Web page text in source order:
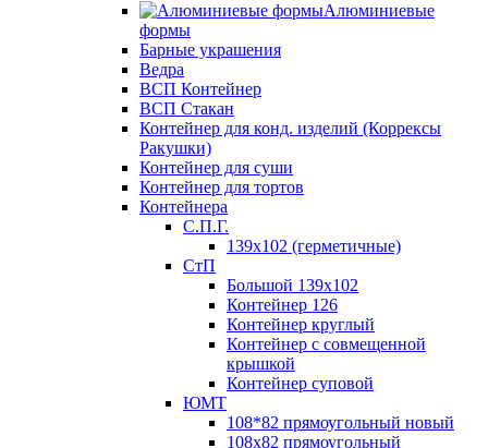
Алюминиевые
формы
Барные украшения
Ведра
ВСП Контейнер
ВСП Стакан
Контейнер для конд. изделий (Коррексы
Ракушки)
Контейнер для суши
Контейнер для тортов
Контейнера
С.П.Г.
139х102 (герметичные)
СтП
Большой 139х102
Контейнер 126
Контейнер круглый
Контейнер с совмещенной
крышкой
Контейнер суповой
ЮМТ
108*82 прямоугольный новый
108х82 прямоугольный